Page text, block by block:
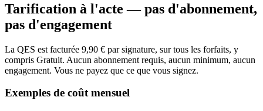
Tarification à l'acte — pas d'abonnement,
pas d'engagement
La QES est facturée 9,90 € par signature, sur tous les forfaits, y
compris Gratuit. Aucun abonnement requis, aucun minimum, aucun
engagement. Vous ne payez que ce que vous signez.
Exemples de coût mensuel